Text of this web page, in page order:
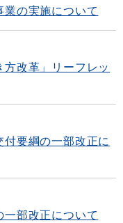
業の実施について
方改革」リーフレッ
要綱の一部改正に
部改正について